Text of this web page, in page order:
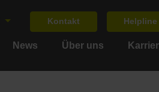
Kontakt Helpline
News Über uns